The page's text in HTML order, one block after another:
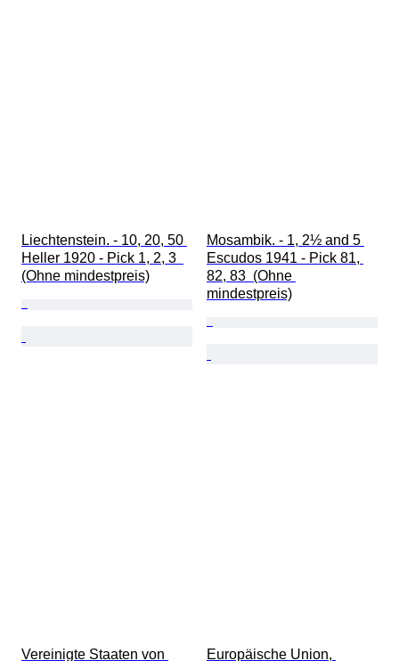
Liechtenstein. - 10, 20, 50
Heller 1920 - Pick 1, 2, 3
(Ohne mindestpreis)
Mosambik. - 1, 2½ and 5
Escudos 1941 - Pick 81,
82, 83  (Ohne
mindestpreis)
Vereinigte Staaten von
Europäische Union,